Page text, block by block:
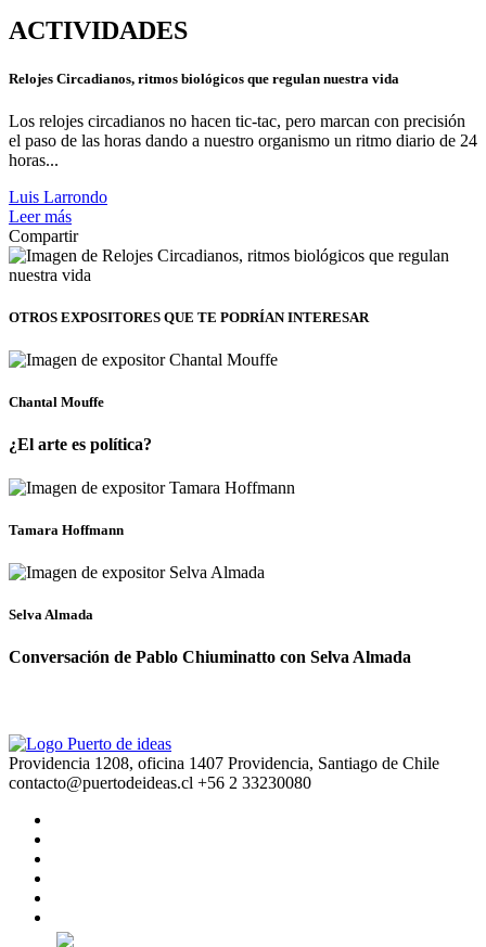
ACTIVIDADES
Relojes Circadianos, ritmos biológicos que regulan nuestra vida
Los relojes circadianos no hacen tic-tac, pero marcan con precisión
el paso de las horas dando a nuestro organismo un ritmo diario de 24
horas...
Luis Larrondo
Leer más
Compartir
OTROS EXPOSITORES QUE TE PODRÍAN INTERESAR
Chantal Mouffe
¿El arte es política?
Tamara Hoffmann
Selva Almada
Conversación de Pablo Chiuminatto con Selva Almada
Providencia 1208, oficina 1407 Providencia, Santiago de Chile
contacto@puertodeideas.cl +56 2 33230080